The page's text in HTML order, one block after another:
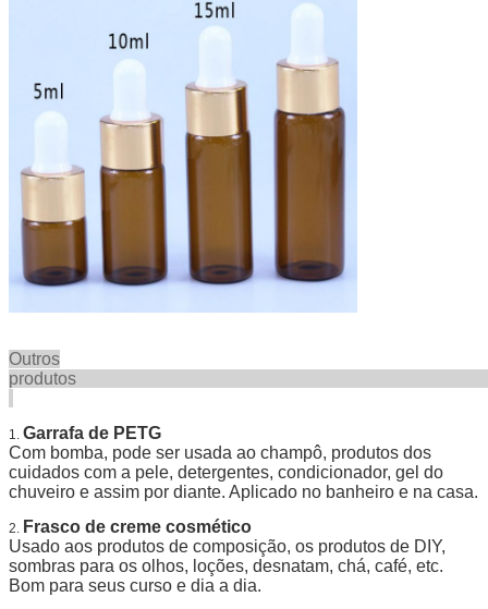
Outros
1. Garrafa de PETG
Com bomba, pode ser usada ao champô, produtos dos
cuidados com a pele, detergentes, condicionador, gel do
chuveiro e assim por diante. Aplicado no banheiro e na casa.
2. Frasco de creme cosmético
Usado aos produtos de composição, os produtos de DIY,
sombras para os olhos, loções, desnatam, chá, café, etc.
Bom para seus curso e dia a dia.